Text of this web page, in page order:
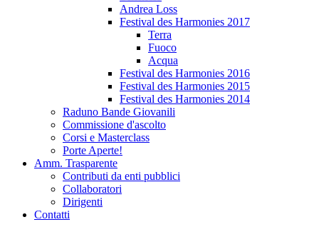
Andrea Loss
Festival des Harmonies 2017
Terra
Fuoco
Acqua
Festival des Harmonies 2016
Festival des Harmonies 2015
Festival des Harmonies 2014
Raduno Bande Giovanili
Commissione d'ascolto
Corsi e Masterclass
Porte Aperte!
Amm. Trasparente
Contributi da enti pubblici
Collaboratori
Dirigenti
Contatti